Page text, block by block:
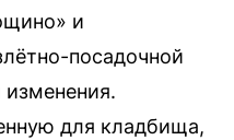
и
посадочной
изменения.
для кладбища,